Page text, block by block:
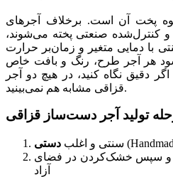
پخت آن است. برخلاف آجرهای
کنترل‌شده صنعتی پخته می‌شوند،
با دمایی متغیر و زمان‌بر حرارت
هر آجر طرح، رنگ و بافت خاص
دقیق نگاه کنید، در هیچ دو آجر
قزاقی مشابه هم نمی‌بینید.
تولید آجر دست‌ساز قزاقی
سنتی و اغلب دستی
و سپس خشک‌کردن در فضای
آزاد